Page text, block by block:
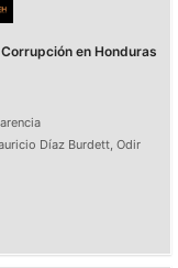
en Honduras
Díaz Burdett, Odir